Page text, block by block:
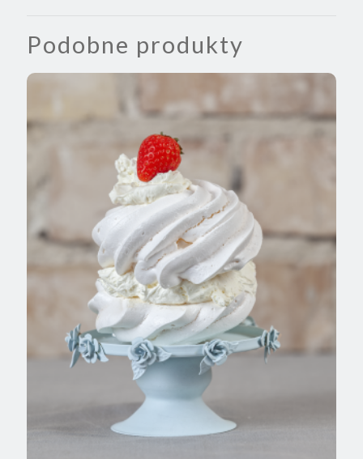
Podobne produkty